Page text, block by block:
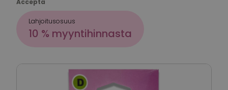
Accepta
Lahjoitusosuus
10 % myyntihinnasta